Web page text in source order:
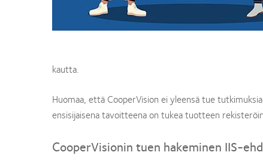
kautta.
Huomaa, että CooperVision ei yleensä tue
ensisijaisena tavoitteena on tukea tuotteen
CooperVisionin tuen hakeminen IIS-